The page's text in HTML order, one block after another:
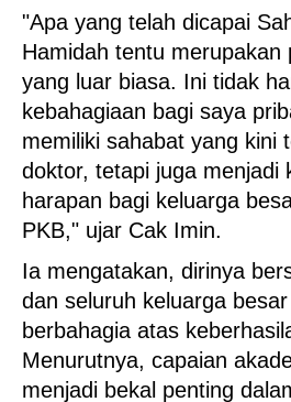
"Apa yang telah dicapai
Hamidah tentu merupakan
yang luar biasa. Ini tidak
kebahagiaan bagi saya
memiliki sahabat yang kini
doktor, tetapi juga menjadi
harapan bagi keluarga
PKB," ujar Cak Imin.
Ia mengatakan, dirinya
dan seluruh keluarga
berbahagia atas
Menurutnya, capaian
menjadi bekal penting